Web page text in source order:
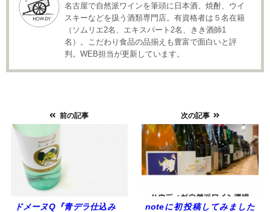
名古屋で自然派ワインを筆頭に日本酒、焼酎、ウイ
スキーなどを扱う酒類専門店。有資格者は５名在籍
（ソムリエ2名、エキスパート2名、きき酒師1
名）。こだわり食品の品揃えも豊富で面白いと評
判。WEB担当が更新しています。
前の記事
ドメーヌQ『青デラ仕込み
次の記事
noteに初投稿してみました